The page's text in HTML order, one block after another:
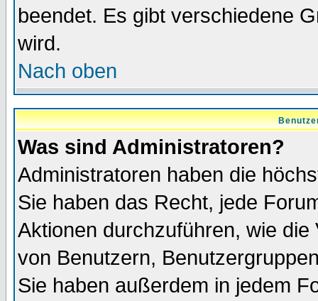
beendet. Es gibt verschiedene
wird.
Nach oben
Was sind Administratoren?
Administratoren haben die
Sie haben das Recht, jede
Aktionen durchzuführen, wie
von Benutzern,
Sie haben außerdem in jedem